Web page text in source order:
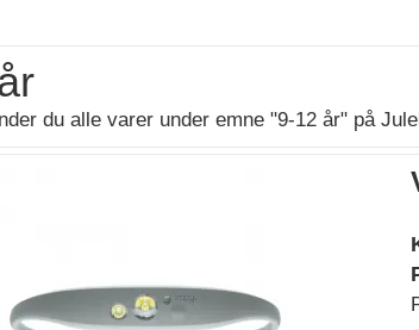
du alle varer under emne "9-12 år" på